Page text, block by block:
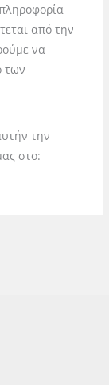
από την
να
των
την
στο: